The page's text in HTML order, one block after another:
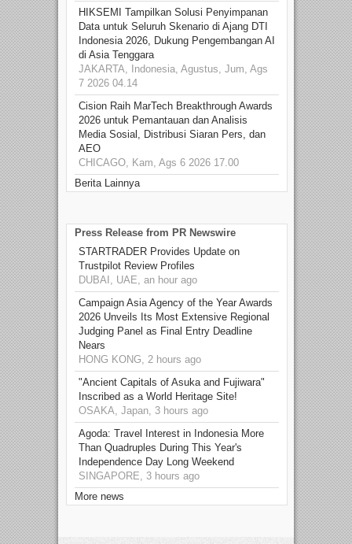
HIKSEMI Tampilkan Solusi Penyimpanan
Data untuk Seluruh Skenario di Ajang DTI
Indonesia 2026, Dukung Pengembangan AI
di Asia Tenggara
JAKARTA, Indonesia, Agustus, Jum, Ags
7 2026 04.14
Cision Raih MarTech Breakthrough Awards
2026 untuk Pemantauan dan Analisis
Media Sosial, Distribusi Siaran Pers, dan
AEO
CHICAGO, Kam, Ags 6 2026 17.00
Berita Lainnya
Press Release from PR Newswire
STARTRADER Provides Update on
Trustpilot Review Profiles
DUBAI, UAE, an hour ago
Campaign Asia Agency of the Year Awards
2026 Unveils Its Most Extensive Regional
Judging Panel as Final Entry Deadline
Nears
HONG KONG, 2 hours ago
"Ancient Capitals of Asuka and Fujiwara"
Inscribed as a World Heritage Site!
OSAKA, Japan, 3 hours ago
Agoda: Travel Interest in Indonesia More
Than Quadruples During This Year's
Independence Day Long Weekend
SINGAPORE, 3 hours ago
More news